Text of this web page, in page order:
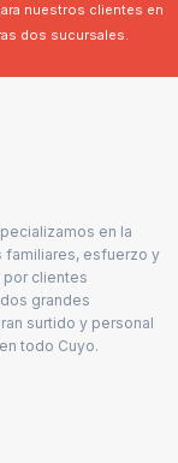
nuestros clientes en
dos sucursales.
en la
familiares, esfuerzo y
por clientes
grandes
surtido y personal
todo Cuyo.